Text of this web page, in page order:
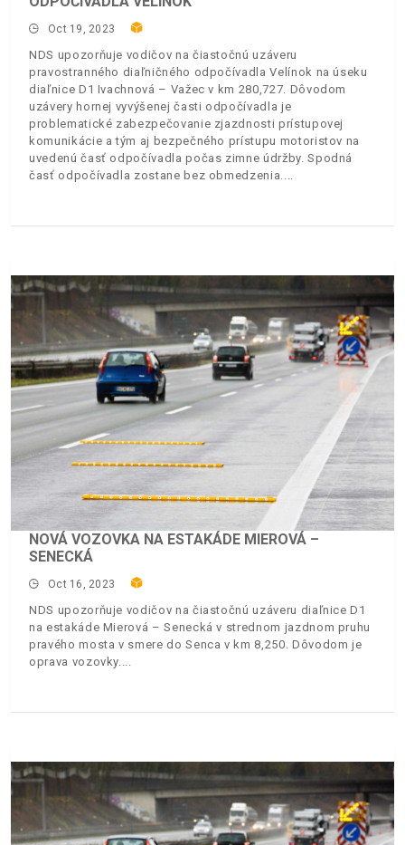
Oct 19, 2023
NDS upozorňuje vodičov na čiastočnú uzáveru
pravostranného diaľničného odpočívadla Velínok na úseku
diaľnice D1 Ivachnová – Važec v km 280,727. Dôvodom
uzávery hornej vyvýšenej časti odpočívadla je
problematické zabezpečovanie zjazdnosti prístupovej
komunikácie a tým aj bezpečného prístupu motoristov na
uvedenú časť odpočívadla počas zimne údržby. Spodná
časť odpočívadla zostane bez obmedzenia.
NOVÁ VOZOVKA NA ESTAKÁDE MIEROVÁ –
SENECKÁ
Oct 16, 2023
NDS upozorňuje vodičov na čiastočnú uzáveru diaľnice D1
na estakáde Mierová – Senecká v strednom jazdnom pruhu
pravého mosta v smere do Senca v km 8,250. Dôvodom je
oprava vozovky.